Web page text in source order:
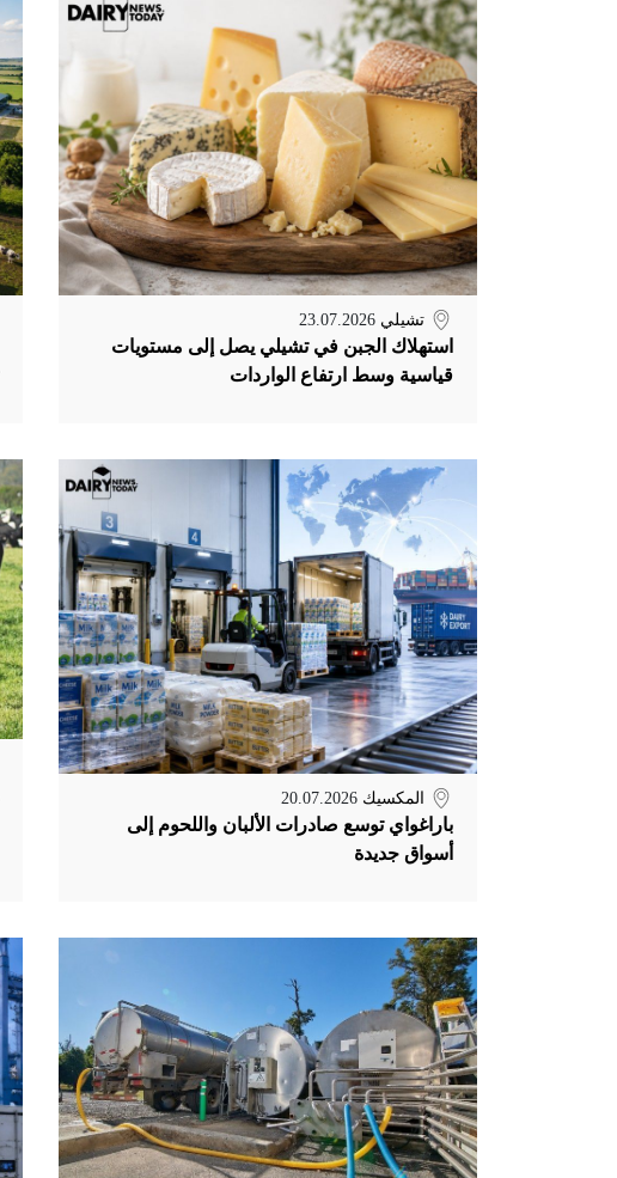
تشيلي 23.07.2026
استهلاك الجبن في تشيلي يصل إلى مستويات
قياسية وسط ارتفاع الواردات
المكسيك 20.07.2026
باراغواي توسع صادرات الألبان واللحوم إلى
أسواق جديدة